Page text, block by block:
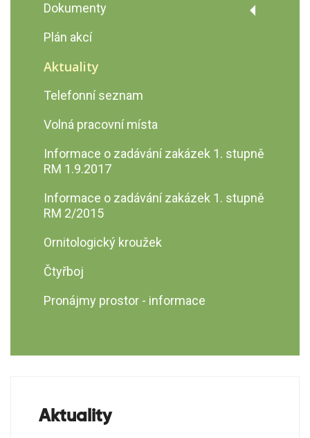
Úřední deska
Podatelna školy
rozpočtového výhledu
Dokumenty
Dokumenty
Výzva č. 02_22_002 Šablony pro MŠ
a ZŠ I
Plán akcí
Aktuality
Telefonní seznam
Volná pracovní místa
Informace o zadávání zakázek 1. stupně
RM 1.9.2017
Informace o zadávání zakázek 1. stupně
RM 2/2015
Ornitologický kroužek
Čtyřboj
Pronájmy prostor - informace
Aktuality